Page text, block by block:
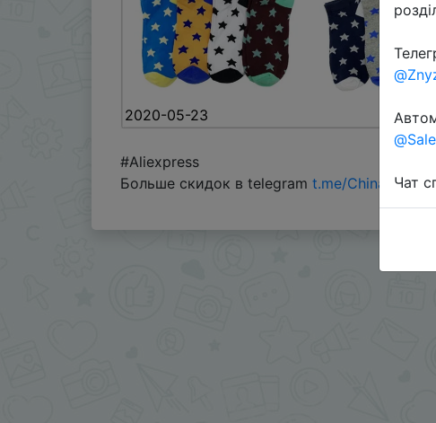
2020-05-23
#Aliexpress
Больше скидок в telegram t.me/ Чат